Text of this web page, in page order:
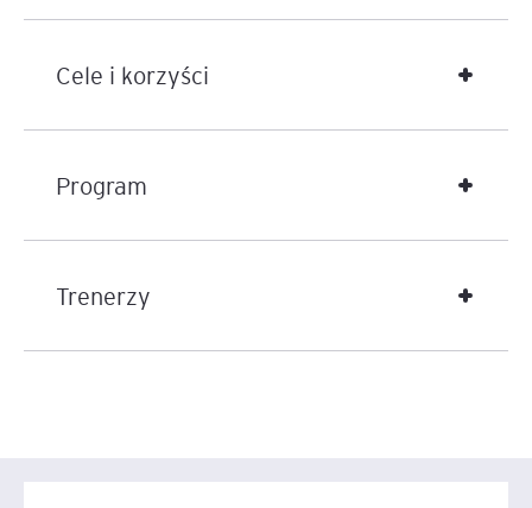
Cele i korzyści
Program
Trenerzy